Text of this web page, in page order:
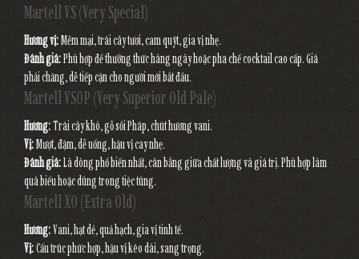
Martell VS (Very Special)
Hương vị:Mềm mại, trái cây tươi, cam quýt, gia vị nhẹ.
Đánh giá:Phù hợp để thưởng thức hàng ngày hoặc pha chế cocktail cao cấp. Giá
phải chăng, dễ tiếp cận cho người mới bắt đầu.
Martell VSOP (Very Superior Old Pale)
Hương:Trái cây khô, gỗ sồi Pháp, chút hương vani.
Vị:Mượt, đậm, dễ uống, hậu vị cay nhẹ.
Đánh giá:Là dòng phổ biến nhất, cân bằng giữa chất lượng và giá trị. Phù hợp làm
quà biếu hoặc dùng trong tiệc tùng.
Martell XO (Extra Old)
Hương:Vani, hạt dẻ, quả hạch, gia vị tinh tế.
Vị:Cấu trúc phức hợp, hậu vị kéo dài, sang trọng.